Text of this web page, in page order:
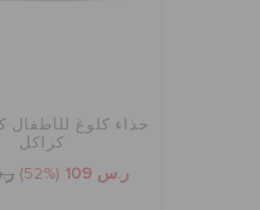
حذاء كلوغ للأطفال
كراكل
ر.س 109 (52%)